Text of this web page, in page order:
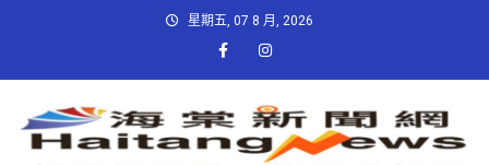
星期五, 07 8 月, 2026